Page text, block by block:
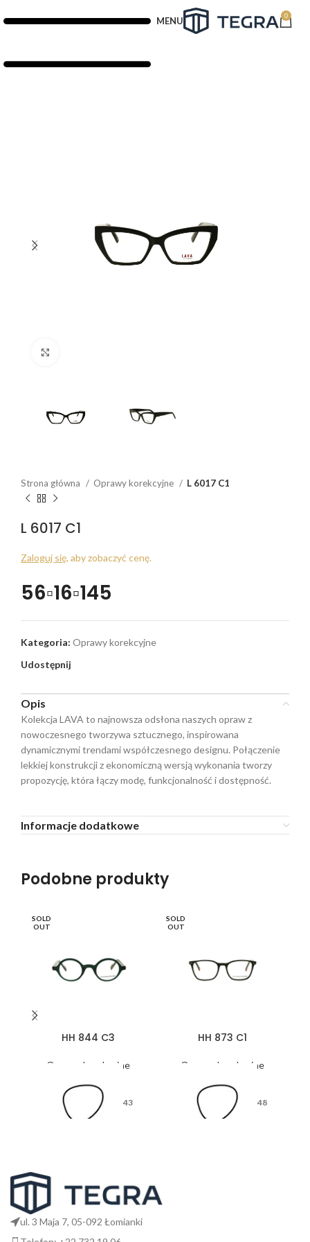
MENU 0
Strona główna Oprawy korekcyjne L 6017 C1
L 6017 C1
Zaloguj się, aby zobaczyć cenę.
56▫16▫145
Kategoria: Oprawy korekcyjne
Udostępnij
Opis
Kolekcja LAVA to najnowsza odsłona naszych opraw z
nowoczesnego tworzywa sztucznego, inspirowana
dynamicznymi trendami współczesnego designu. Połączenie
lekkiej konstrukcji z ekonomiczną wersją wykonania tworzy
propozycję, która łączy modę, funkcjonalność i dostępność.
Informacje dodatkowe
Podobne produkty
SOLD
OUT
HH 844 C3
Oprawy korekcyjne
43
26
SOLD
OUT
HH 873 C1
Oprawy korekcyjne
48
ul. 3 Maja 7, 05-092 Łomianki